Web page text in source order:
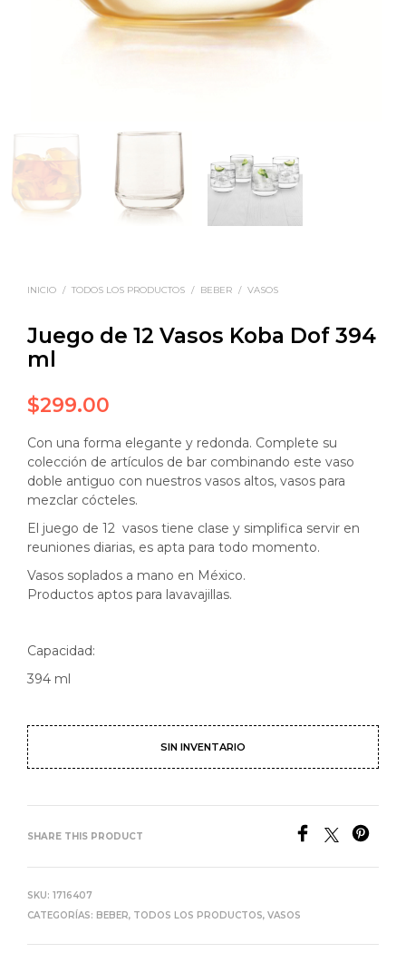
INICIO / TODOS LOS PRODUCTOS / BEBER / VASOS
Juego de 12 Vasos Koba Dof 394
ml
$299.00
Con una forma elegante y redonda. Complete su
colección de artículos de bar combinando este vaso
doble antiguo con nuestros vasos altos, vasos para
mezclar cócteles.
El juego de 12 vasos tiene clase y simplifica servir en
reuniones diarias, es apta para todo momento.
Vasos soplados a mano en México.
Productos aptos para lavavajillas.
Capacidad:
394 ml
SIN INVENTARIO
SHARE THIS PRODUCT
SKU: 1716407
CATEGORÍAS: BEBER, TODOS LOS PRODUCTOS, VASOS